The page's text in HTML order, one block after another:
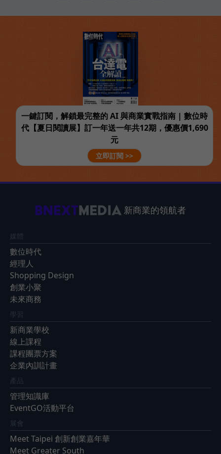
一鍵訂閱，解鎖最完整的 AI 與商業實戰指南 | 數位時
代【夏日閱讀展】訂一年送一年共12期，優惠價1,690
元
立即訂閱 >>
新商業的領航者
媒體
數位時代
經理人
Shopping Design
創業小聚
未來商務
學習
新商業學校
線上課程
課程團票方案
企業內訓計畫
產品
管理知識庫
EventGO活動平台
展會
Meet Taipei 創新創業嘉年華
Meet Greater South